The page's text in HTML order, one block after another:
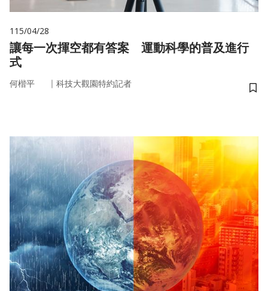
115/04/28
讓每一次揮空都有答案 運動科學的普及進行
式
何楷平 ｜ 科技大觀園特約記者
儲